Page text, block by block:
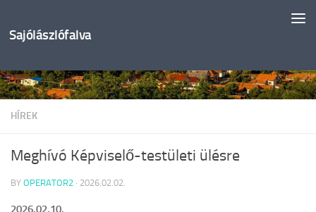
Sajólászlófalva
HÍREK
Meghívó Képviselő-testületi ülésre
BY OPERATOR2 · 2026.02.02.
2026.02.10.